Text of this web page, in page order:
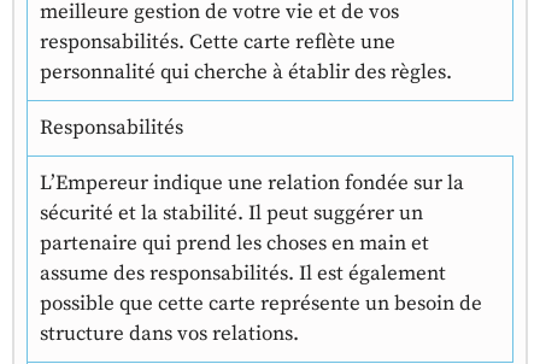
meilleure gestion de votre vie et de vos
responsabilités. Cette carte reflète une
personnalité qui cherche à établir des règles.
Responsabilités
L’Empereur indique une relation fondée sur la
sécurité et la stabilité. Il peut suggérer un
partenaire qui prend les choses en main et
assume des responsabilités. Il est également
possible que cette carte représente un besoin de
structure dans vos relations.